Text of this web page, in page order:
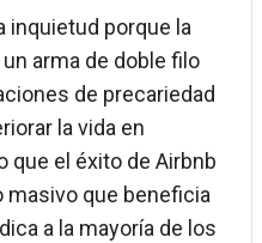
inquietud porque la
arma de doble filo
de precariedad
la vida en
que el éxito de Airbnb
que beneficia
a la mayoría de los